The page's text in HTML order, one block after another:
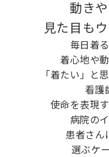
動き
見た目も
毎日着
着心地や
「着たい」と
看護
使命を表現
病院の
患者さん
選ぶケ